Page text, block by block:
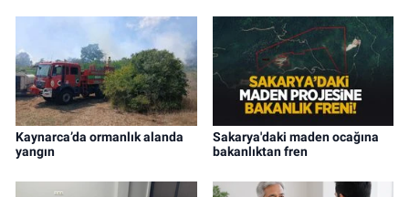
Kaynarca’da ormanlık alanda
yangın
Sakarya'daki maden ocağına
bakanlıktan fren